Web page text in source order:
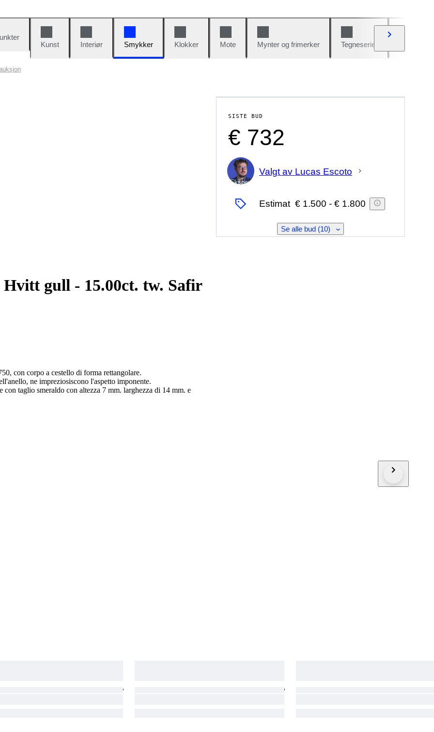
Kunst
Interiør Smykker Klokker Mote Mynter og frimerker Tegneserier
tw. Safir
con corpo a cestello di forma rettangolare.
ne impreziosiscono l'aspetto imponente.
taglio smeraldo con altezza 7 mm. larghezza di 14 mm. e
SISTE BUD
€ 732
Ekspert
Valgt av Lucas Escoto
Estimat € 1.500 - € 1.800
Se alle bud (10)